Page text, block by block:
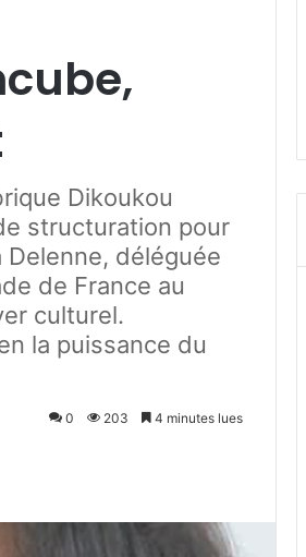
Dikoukou
structuration pour
déléguée
de France au
culturel.
la puissance du
0 203 4 minutes lues